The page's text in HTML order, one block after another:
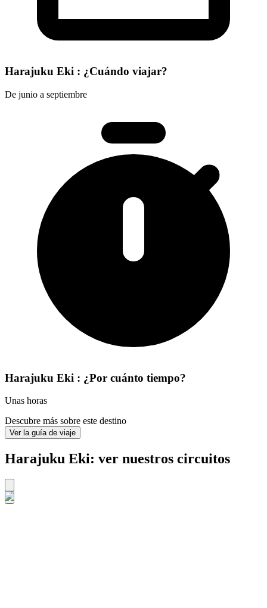
Harajuku Eki : ¿Cuándo viajar?
De junio a septiembre
Harajuku Eki : ¿Por cuánto tiempo?
Unas horas
Descubre más sobre este destino
Ver la guía de viaje
Harajuku Eki: ver nuestros circuitos